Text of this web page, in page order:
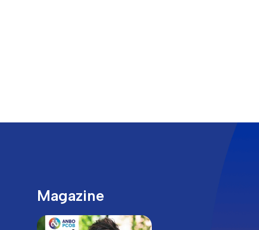
Magazine